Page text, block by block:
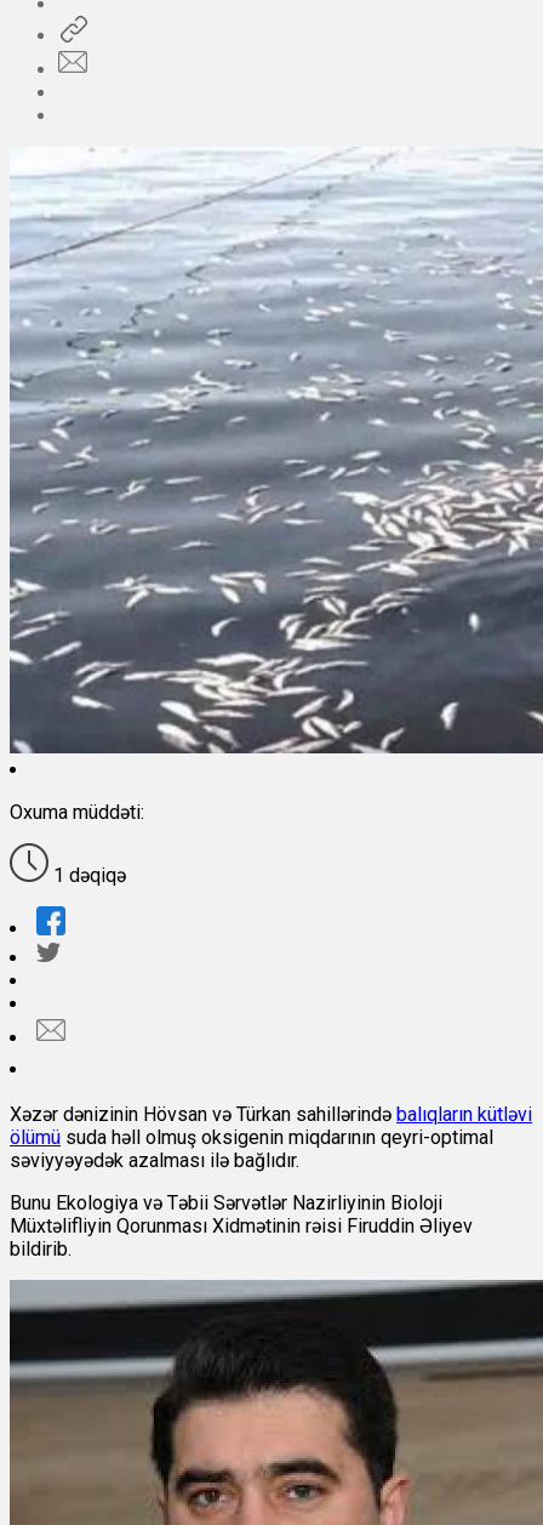
Oxuma müddəti:
1 dəqiqə
Xəzər dənizinin Hövsan və Türkan sahillərində balıqların kütləvi
ölümü suda həll olmuş oksigenin miqdarının qeyri-optimal
səviyyəyədək azalması ilə bağlıdır.
Bunu Ekologiya və Təbii Sərvətlər Nazirliyinin Bioloji
Müxtəlifliyin Qorunması Xidmətinin rəisi Firuddin Əliyev
bildirib.